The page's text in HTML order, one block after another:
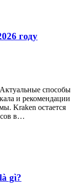
году
способы
и рекомендации
Kraken остается
в…
gì?